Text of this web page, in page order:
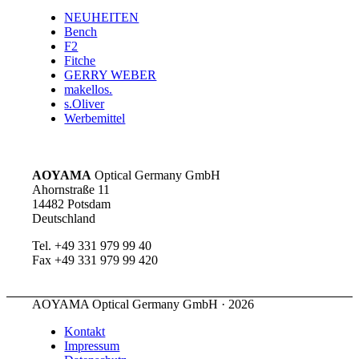
NEUHEITEN
Bench
F2
Fitche
GERRY WEBER
makellos.
s.Oliver
Werbemittel
AOYAMA Optical Germany GmbH
Ahornstraße 11
14482 Potsdam
Deutschland
Tel. +49 331 979 99 40
Fax +49 331 979 99 420
AOYAMA Optical Germany GmbH · 2026
Kontakt
Impressum